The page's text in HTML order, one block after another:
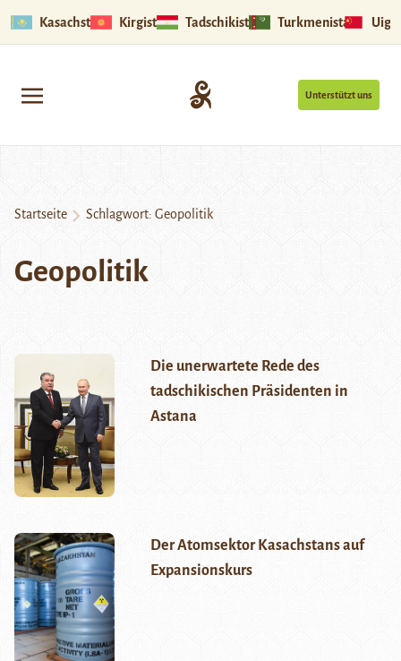
Kasachstan Kirgistan Tadschikistan Turkmenistan
Unterstützt uns
Startseite Schlagwort: Geopolitik
Geopolitik
Die unerwartete Rede des
tadschikischen Präsidenten in
Astana
Der Atomsektor Kasachstans auf
Expansionskurs